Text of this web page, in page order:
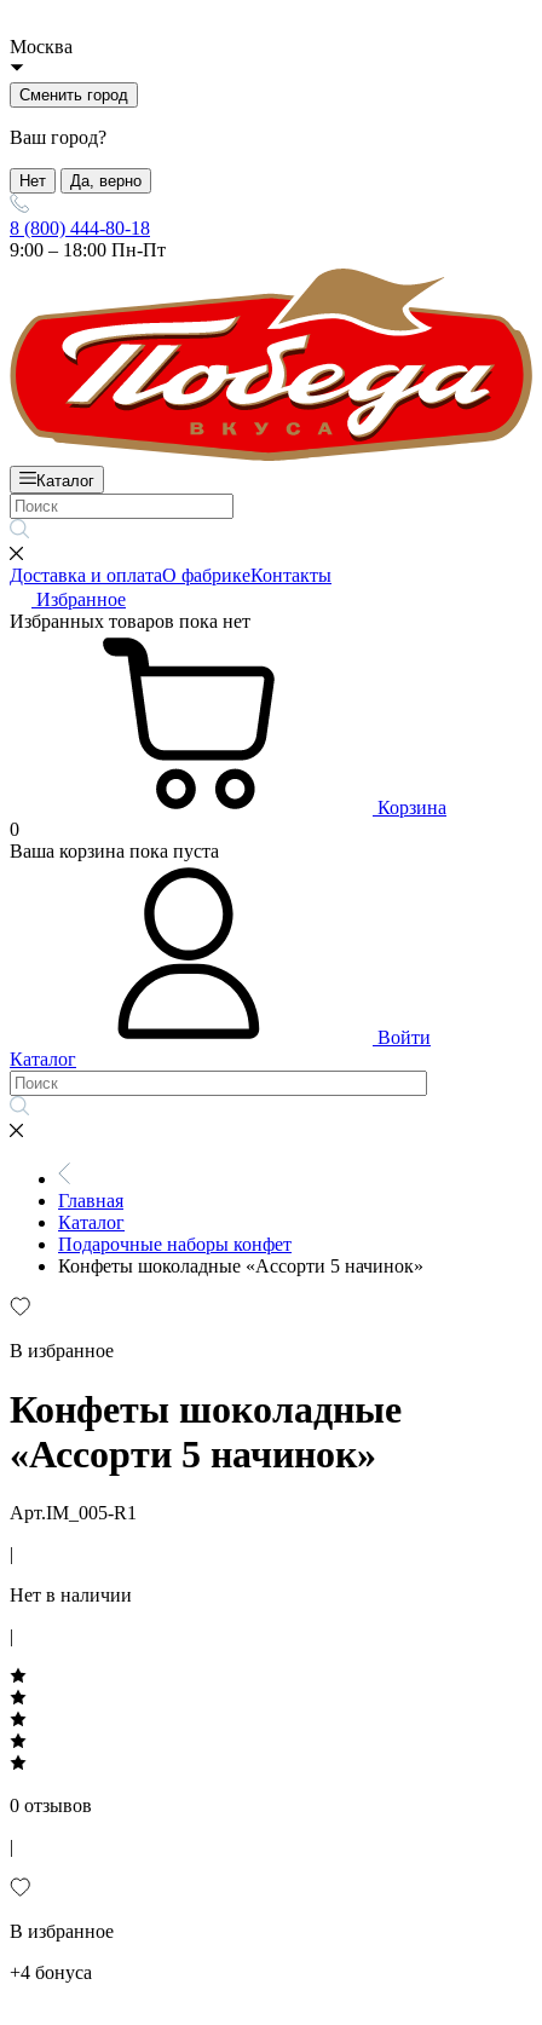
Москва
Сменить город
Ваш город?
Нет Да, верно
8 (800) 444-80-18
9:00 – 18:00 Пн-Пт
Каталог
Доставка и оплатаО фабрикеКонтакты
Избранное
Избранных товаров пока нет
Корзина
0
Ваша корзина пока пуста
Войти
Каталог
Главная
Каталог
Подарочные наборы конфет
Конфеты шоколадные «Ассорти 5 начинок»
В избранное
Конфеты шоколадные
«Ассорти 5 начинок»
Арт.IM_005-R1
|
Нет в наличии
|
0 отзывов
|
В избранное
+4 бонуса